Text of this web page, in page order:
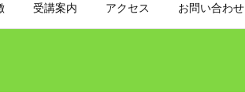
受講案内 アクセス お問い合わせ